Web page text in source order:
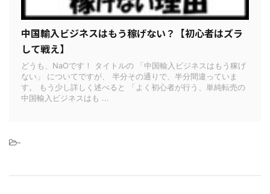
中国輸入ビジネスはもう稼げない？【初心者はズラ
して戦え】
どうも、NaOです！ タイトルの 「中国輸入ビジネスはもう稼げ
ない」 についてですが、 半分その通りで、半分間違っていま
す。 もう少し詳しく述べると 「よく初心者が行う、単純転売の
中国輸入ビジネスはも ...
-